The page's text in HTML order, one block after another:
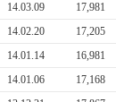
14.03.09
17,981
14.02.20
17,205
14.01.14
16,981
14.01.06
17,168